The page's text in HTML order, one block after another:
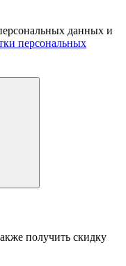
данных и
персональных
получить скидку